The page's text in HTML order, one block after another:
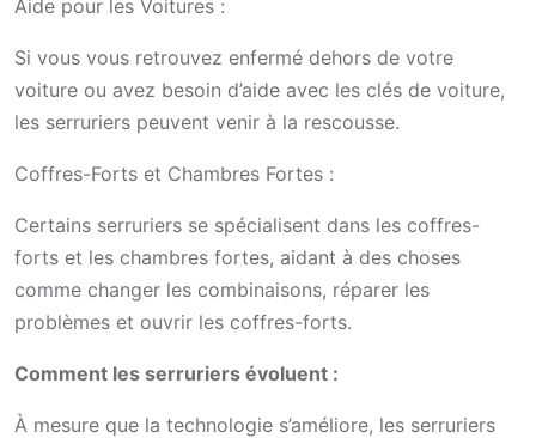
Aide pour les Voitures :
Si vous vous retrouvez enfermé dehors de votre
voiture ou avez besoin d’aide avec les clés de voiture,
les serruriers peuvent venir à la rescousse.
Coffres-Forts et Chambres Fortes :
Certains serruriers se spécialisent dans les coffres-
forts et les chambres fortes, aidant à des choses
comme changer les combinaisons, réparer les
problèmes et ouvrir les coffres-forts.
Comment les serruriers évoluent :
À mesure que la technologie s’améliore, les serruriers